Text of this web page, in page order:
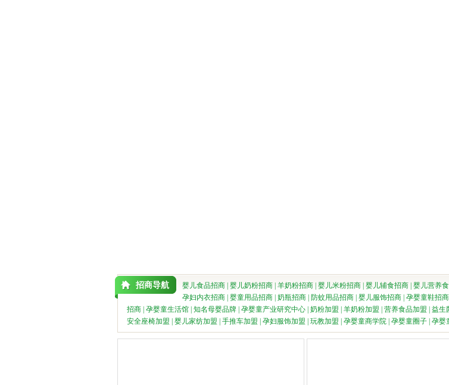
招商导航 婴儿食品招商 婴儿奶粉招商 羊奶粉招商 婴儿米粉招商 婴儿辅食招商 婴儿营养
孕妇内衣招商 婴童用品招商 奶瓶招商 防蚊用品招商 婴儿服饰招商 孕婴童鞋招商
招商 孕婴童生活馆 知名母婴品牌 孕婴童产业研究中心 奶粉加盟 羊奶粉加盟 营养食品加盟 益生
安全座椅加盟
婴儿家纺加盟 手推车加盟 孕妇服饰加盟 玩教加盟 孕婴童商学院 孕婴童圈子 孕婴